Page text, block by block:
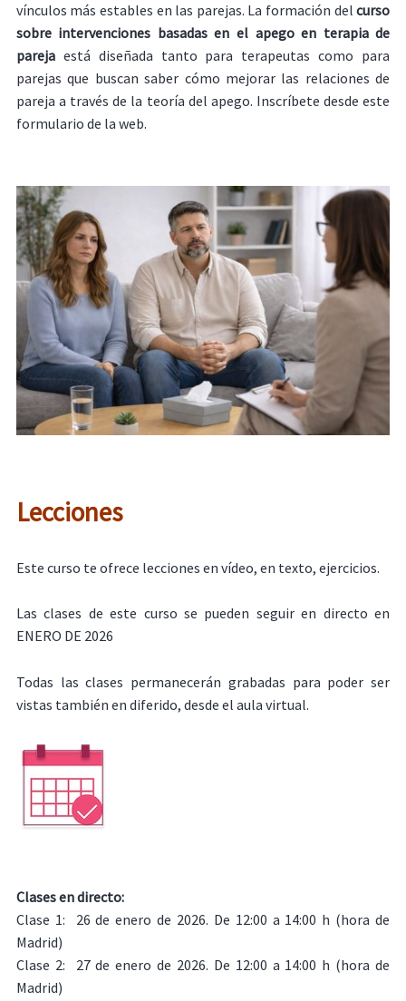
vínculos más estables en las parejas. La formación delcurso
sobre intervenciones basadas en el apego en terapia de
parejaestá diseñada tanto para terapeutas como para
parejas que buscan saber cómo mejorar las relaciones de
pareja a través de la teoría del apego. Inscríbete desde este
formulario de la web.
Lecciones
Este curso te ofrece lecciones en vídeo, en texto, ejercicios.
Las clases de este curso se pueden seguir en directo en
ENERO DE 2026
Todas las clases permanecerán grabadas para poder ser
vistas también en diferido, desde el aula virtual.
Clases en directo:
Clase 1: 26 de enero de 2026. De 12:00 a 14:00 h (hora de
Madrid)
Clase 2: 27 de enero de 2026. De 12:00 a 14:00 h (hora de
Madrid)